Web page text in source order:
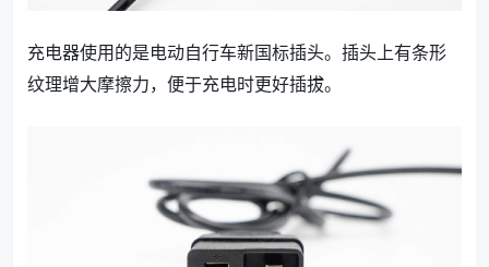
充电器使用的是电动自行车新国标插头。插头上有条形
纹理增大摩擦力，便于充电时更好插拔。